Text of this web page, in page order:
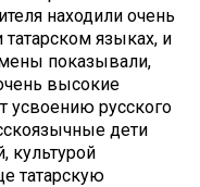
находили очень
языках, и
показывали,
высокие
русского
дети
культурой
татарскую